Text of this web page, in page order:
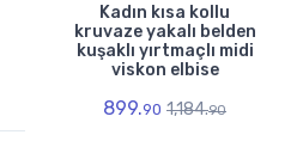
Kadın kısa kollu
kruvaze yakalı belden
kuşaklı yırtmaçlı midi
viskon elbise
899.90 1,184.90